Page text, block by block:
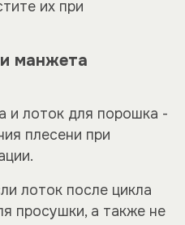
их при
манжета
и лоток для порошка -
плесени при
лоток после цикла
просушки, а также не